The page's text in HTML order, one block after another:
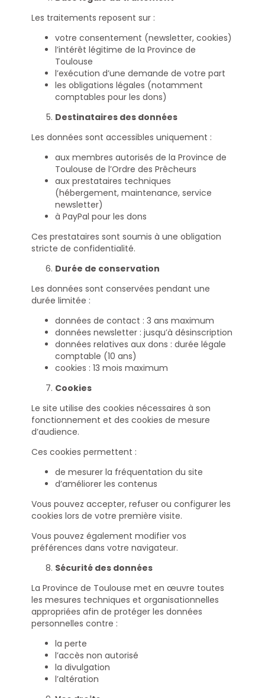
Les traitements reposent sur :
votre consentement (newsletter, cookies)
l’intérêt légitime de la Province de
Toulouse
l’exécution d’une demande de votre part
les obligations légales (notamment
comptables pour les dons)
Destinataires des données
Les données sont accessibles uniquement :
aux membres autorisés de la Province de
Toulouse de l’Ordre des Prêcheurs
aux prestataires techniques
(hébergement, maintenance, service
newsletter)
à PayPal pour les dons
Ces prestataires sont soumis à une obligation
stricte de confidentialité.
Durée de conservation
Les données sont conservées pendant une
durée limitée :
données de contact : 3 ans maximum
données newsletter : jusqu’à désinscription
données relatives aux dons : durée légale
comptable (10 ans)
cookies : 13 mois maximum
Cookies
Le site utilise des cookies nécessaires à son
fonctionnement et des cookies de mesure
d’audience.
Ces cookies permettent :
de mesurer la fréquentation du site
d’améliorer les contenus
Vous pouvez accepter, refuser ou configurer les
cookies lors de votre première visite.
Vous pouvez également modifier vos
préférences dans votre navigateur.
Sécurité des données
La Province de Toulouse met en œuvre toutes
les mesures techniques et organisationnelles
appropriées afin de protéger les données
personnelles contre :
la perte
l’accès non autorisé
la divulgation
l’altération